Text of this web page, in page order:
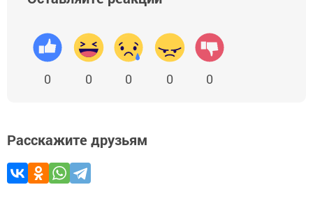
0 0 0 0 0
Расскажите друзьям